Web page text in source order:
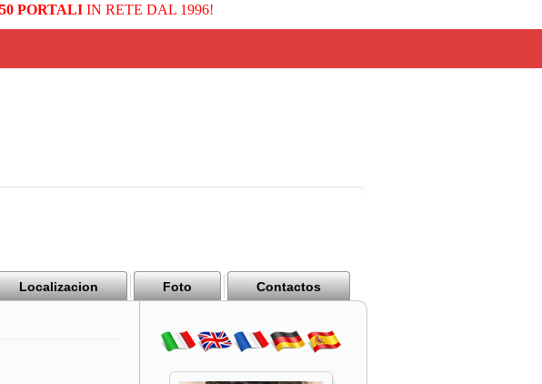
PORTALIIN RETE DAL 1996!
Localizacion Foto Contactos